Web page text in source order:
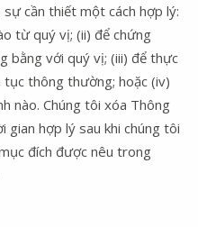
cần thiết một cách hợp lý:
từ quý vị; (ii) để chứng
bằng với quý vị; (iii) để thực
tục thông thường; hoặc (iv)
nào. Chúng tôi xóa Thông
gian hợp lý sau khi chúng tôi
đích được nêu trong